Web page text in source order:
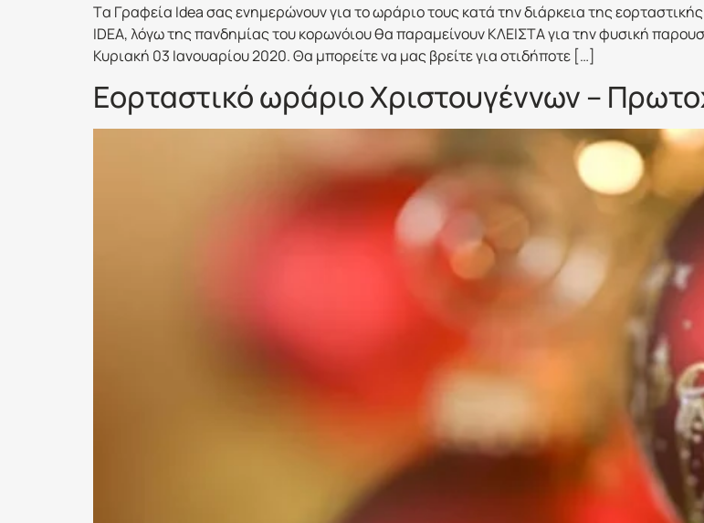
Tα Γραφεία Idea σας ενημερώνουν για το ωράριο τους κατά την διάρκεια της
IDEA, λόγω της πανδημίας του κορωνόιου θα παραμείνουν ΚΛΕΙΣΤΑ για την φυσική
Κυριακή 03 Ιανουαρίου 2020. Θα μπορείτε να μας βρείτε για οτιδήποτε […]
Εορταστικό ωράριο Χριστουγέννων –